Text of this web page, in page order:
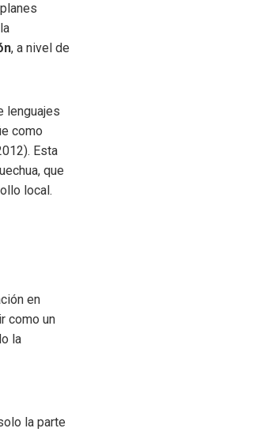
, a nivel de
lenguajes
como
Esta
que
local.
en
como un
la
la parte